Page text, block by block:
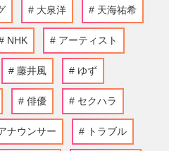
大泉洋 天海祐希
NHK アーティスト
藤井風 ゆず
俳優 セクハラ
ナウンサー トラブル